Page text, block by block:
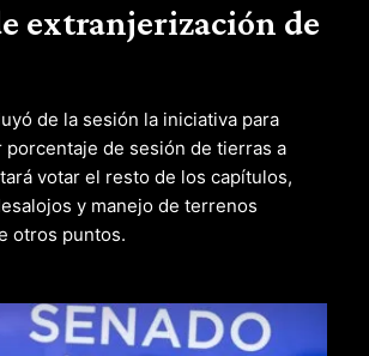
extranjerización de
de la sesión la iniciativa para
porcentaje de sesión de tierras a
votar el resto de los capítulos,
y manejo de terrenos
otros puntos.